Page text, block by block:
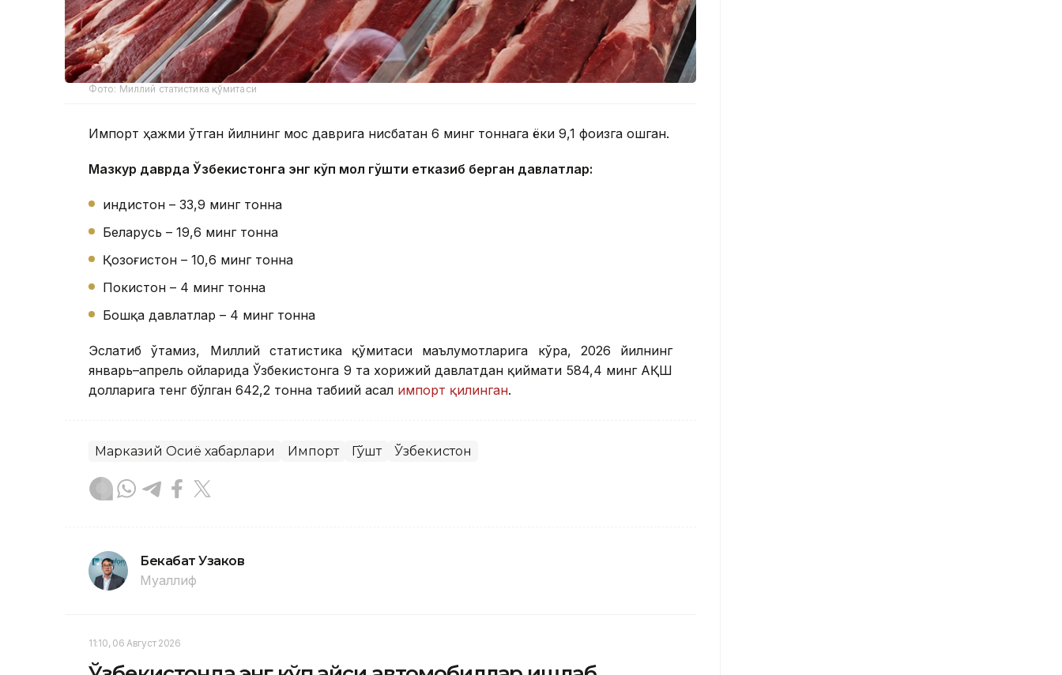
Фото: Миллий статистика қўмитаси
Импорт ҳажми ўтган йилнинг мос даврига нисбатан 6 минг тоннага ёки 9,1 фоизга ошган.
Мазкур даврда Ўзбекистонга энг кўп мол гўшти етказиб берган давлатлар:
Ҳиндистон – 33,9 минг тонна
Беларусь – 19,6 минг тонна
Қозоғистон – 10,6 минг тонна
Покистон – 4 минг тонна
Бошқа давлатлар – 4 минг тонна
Эслатиб ўтамиз, Миллий статистика қўмитаси маълумотларига кўра, 2026 йилнинг
январь–апрель ойларида Ўзбекистонга 9 та хорижий давлатдан қиймати 584,4 минг АҚШ
долларига тенг бўлган 642,2 тонна табиий асал импорт қилинган.
Марказий Осиё хабарлари Импорт Гўшт Ўзбекистон
Бекабат Узаков
Муаллиф
11:10, 06 Август 2026